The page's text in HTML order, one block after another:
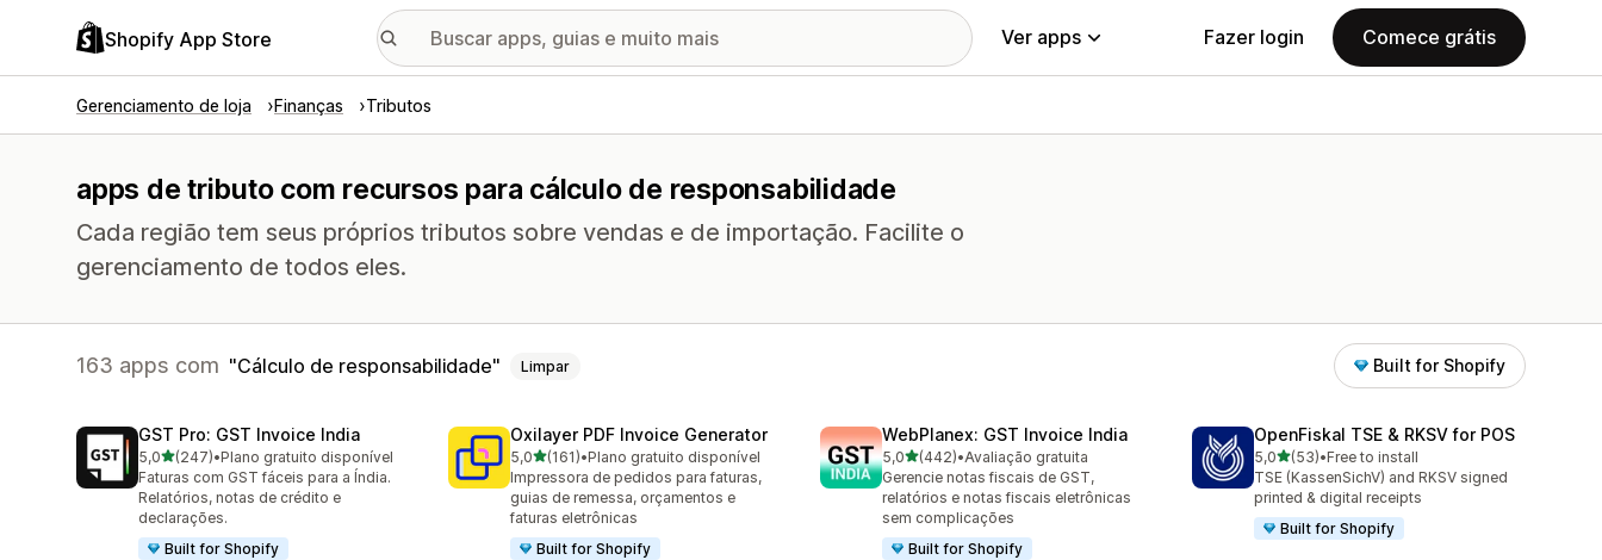
Shopify App Store Ver apps Fazer login Comece grátis
Gerenciamento de loja Finanças Tributos
apps de tributo com recursos para cálculo de responsabilidade
Cada região tem seus próprios tributos sobre vendas e de importação. Facilite o
gerenciamento de todos eles.
163 apps com Cálculo de responsabilidade Limpar Built for Shopify
GST Pro: GST Invoice India
5,0de 5 estrelas
(247)
247 avaliações ao todo
•Plano gratuito disponível
Faturas com GST fáceis para a Índia.
Relatórios, notas de crédito e
declarações.
Built for Shopify
Oxilayer PDF Invoice Generator
5,0de 5 estrelas
(161)
161 avaliações ao todo
•Plano gratuito disponível
Impressora de pedidos para faturas,
guias de remessa, orçamentos e
faturas eletrônicas
Built for Shopify
WebPlanex: GST Invoice India
5,0de 5 estrelas
(442)
442 avaliações ao todo
•Avaliação gratuita
Gerencie notas fiscais de GST,
relatórios e notas fiscais eletrônicas
sem complicações
Built for Shopify
OpenFiskal TSE & RKSV for POS
5,0de 5 estrelas
(53)
53 avaliações ao todo
•Free to install
TSE (KassenSichV) and RKSV signed
printed & digital receipts
Built for Shopify